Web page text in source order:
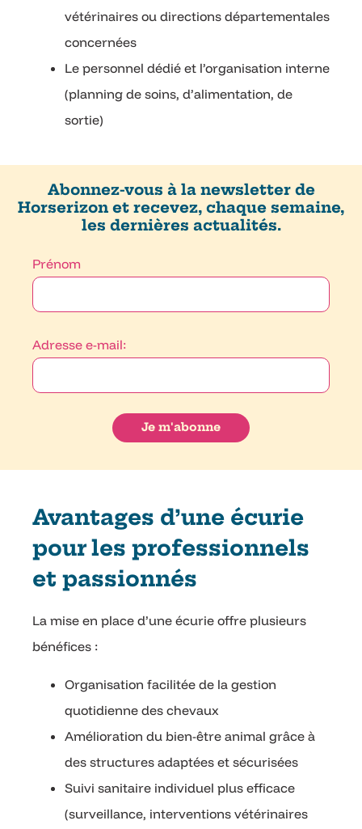
vétérinaires ou directions départementales
concernées
Le personnel dédié et l’organisation interne
(planning de soins, d’alimentation, de
sortie)
Abonnez-vous à la newsletter de
Horserizon et recevez, chaque semaine,
les dernières actualités.
Prénom
Adresse e-mail:
Avantages d’une écurie
pour les professionnels
et passionnés
La mise en place d’une écurie offre plusieurs
bénéfices :
Organisation facilitée de la gestion
quotidienne des chevaux
Amélioration du bien-être animal grâce à
des structures adaptées et sécurisées
Suivi sanitaire individuel plus efficace
(surveillance, interventions vétérinaires